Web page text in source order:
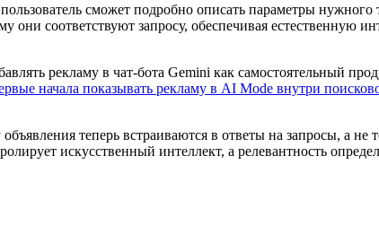
сможет подробно описать параметры нужного
соответствуют запросу, обеспечивая естественную
рекламу в чат-бота Gemini как самостоятельный
начала показывать рекламу в AI Mode внутри
объявления теперь встраиваются в ответы на запросы, а не
искусственный интеллект, а релевантность